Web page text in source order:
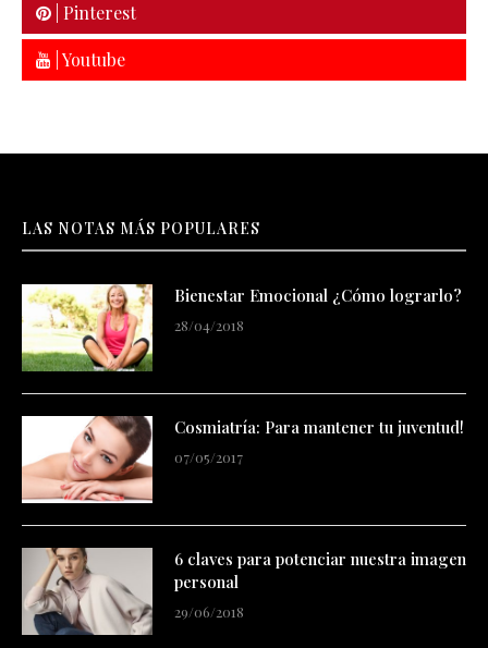
| Pinterest
| Youtube
LAS NOTAS MÁS POPULARES
Bienestar Emocional ¿Cómo lograrlo?
28/04/2018
Cosmiatría: Para mantener tu juventud!
07/05/2017
6 claves para potenciar nuestra imagen
personal
29/06/2018